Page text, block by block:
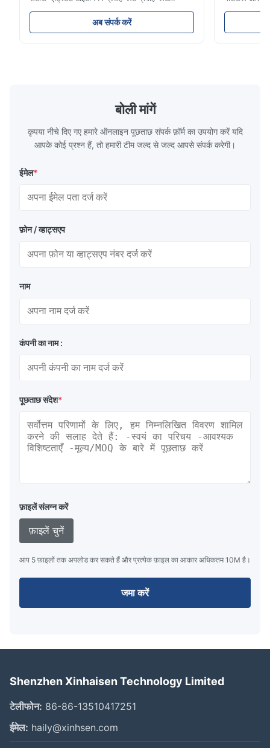
very good.
अवलोकनसिन्हाइसेन प्रौद्योगिकी प्लास्टिक इंजेक्शन मोल्डिंग,
डाई कास्टिंग और अन्य औद्योगिक अनुप्रयोगों के लिए उच्च
परिशुद्धता रासायनिक रूप से उत्कीर्ण प्रवाह प्लेटों के निर्माण
अब संपर्क करें
आईएटीएफ-
अनुप्रयोगों के
बोली मांगें
कृपया नीचे दिए गए हमारे ऑनलाइन पूछताछ संपर्क फ़ॉर्म का उपयोग करें यदि
आपके कोई प्रश्न हैं, तो हमारी टीम जल्द से जल्द आपसे संपर्क करेगी।
ईमेल*
फ़ोन / व्हाट्सएप
नाम
कंपनी का नाम :
पूछताछ संदेश*
फ़ाइलें संलग्न करें
फ़ाइलें चुनें
आप 5 फ़ाइलों तक अपलोड कर सकते हैं और प्रत्येक फ़ाइल का आकार अधिकतम 10M है।
जमा करें
Shenzhen Xinhaisen Technology Limited
टेलीफोन: 86-86-13510417251
ईमेल: haily@xinhsen.com